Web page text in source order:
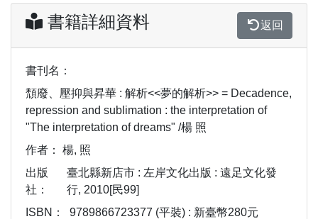
書籍詳細資料 返回
書刊名：
頹廢、壓抑與昇華 : 解析<<夢的解析>> = Decadence,
repression and sublimation : the interpretation of
"The interpretation of dreams" /楊 照
作者：
楊, 照
出版
社：
臺北縣新店市 : 左岸文化出版 : 遠足文化發
行, 2010[民99]
ISBN：
9789866723377 (平裝) : 新臺幣280元